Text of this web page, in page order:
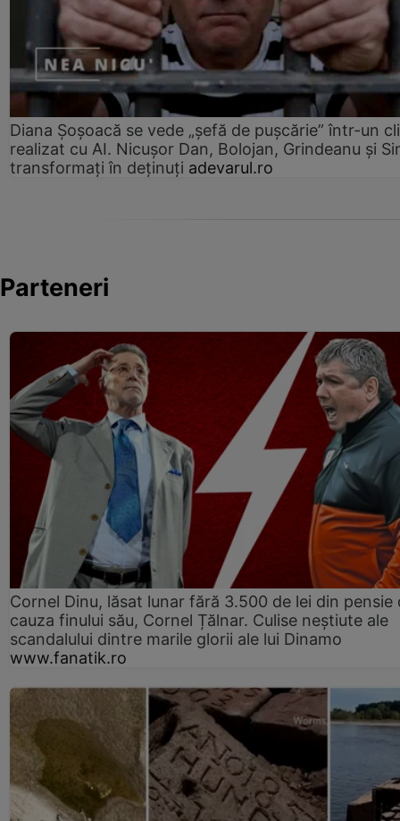
Diana Șoșoacă se vede „șefă de pușcărie” într-un
realizat cu AI. Nicușor Dan, Bolojan, Grindeanu și
transformați în deținuți adevarul.ro
Parteneri
Cornel Dinu, lăsat lunar fără 3.500 de lei din pensie
cauza finului său, Cornel Țălnar. Culise neștiute ale
scandalului dintre marile glorii ale lui Dinamo
www.fanatik.ro